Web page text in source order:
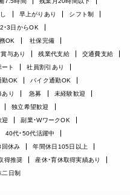
早上がりあり
シフト制
・3日からOK
OK
社保完備
賞与あり 残業代支給
交通費支給
ト
社員割引あり
勤OK
バイク通勤OK
あり 急募
未経験歓迎
独立希望歓迎
迎
副業・WワークOK
40代・50代活躍中
回休み
年間休日105日以上
得推奨
産休・育休取得実績あり
二日制